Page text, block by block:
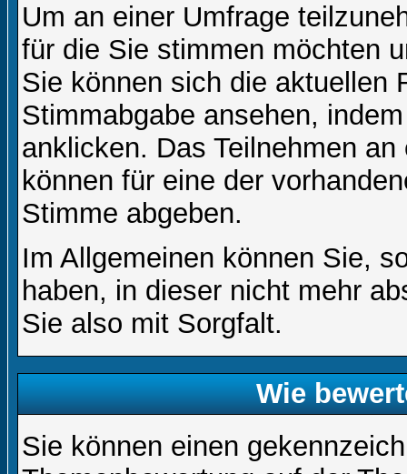
Um an einer Umfrage
für die Sie stimmen möchten
Sie können sich die aktuellen
Stimmabgabe ansehen,
anklicken. Das Teilnehmen
können für eine der
Stimme abgeben.
Im Allgemeinen können Sie,
haben, in dieser nicht mehr
Sie also mit Sorgfalt.
Wie
Sie können einen